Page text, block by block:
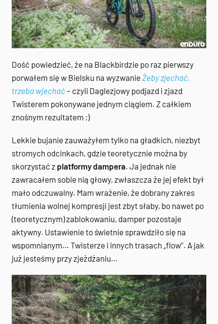
Dość powiedzieć, że na Blackbirdzie po raz pierwszy
porwałem się w Bielsku na wyzwanie Żeby zjechać,
trzeba wjechać– czyli Daglezjowy podjazd i zjazd
Twisterem pokonywane jednym ciągiem. Z całkiem
znośnym rezultatem ;)
Lekkie bujanie zauważyłem tylko na gładkich, niezbyt
stromych odcinkach, gdzie teoretycznie można by
skorzystać z platformy dampera. Ja jednak nie
zawracałem sobie nią głowy, zwłaszcza że jej efekt był
mało odczuwalny. Mam wrażenie, że dobrany zakres
tłumienia wolnej kompresji jest zbyt słaby, bo nawet po
(teoretycznym) zablokowaniu, damper pozostaje
aktywny. Ustawienie to świetnie sprawdziło się na
wspomnianym… Twisterze i innych trasach „flow”. A jak
już jesteśmy przy zjeżdżaniu…